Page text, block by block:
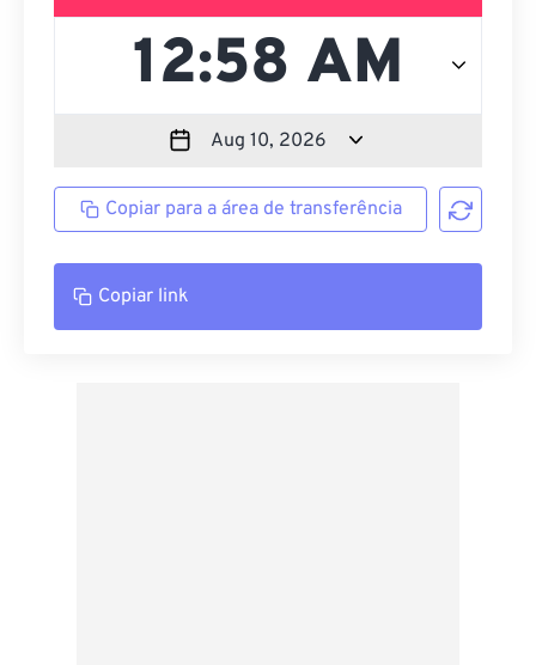
Copiar para a área de transferência
Copiar link